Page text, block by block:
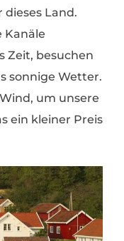
Land.
Kanäle
Zeit, besuchen
sonnige Wetter.
um unsere
ein kleiner Preis